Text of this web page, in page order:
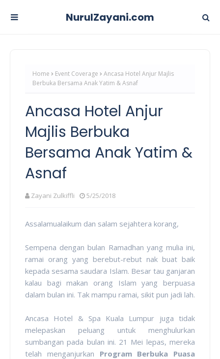
NurulZayani.com
Home Event Coverage
Ancasa Hotel Anjur Majlis
Berbuka Bersama Anak Yatim & Asnaf
Ancasa Hotel Anjur
Majlis Berbuka
Bersama Anak Yatim &
Asnaf
Zayani Zulkiffli 5/25/2018
Assalamualaikum dan salam sejahtera korang,
Sempena dengan bulan Ramadhan yang mulia ini,
ramai orang yang berebut-rebut nak buat baik
kepada sesama saudara Islam. Besar tau ganjaran
kalau bagi makan orang Islam yang berpuasa
dalam bulan ini. Tak mampu ramai, sikit pun jadi lah.
Ancasa Hotel & Spa Kuala Lumpur juga tidak
melepaskan peluang untuk menghulurkan
sumbangan pada bulan ini. 21 Mei lepas, mereka
telah menganjurkan Program Berbuka Puasa